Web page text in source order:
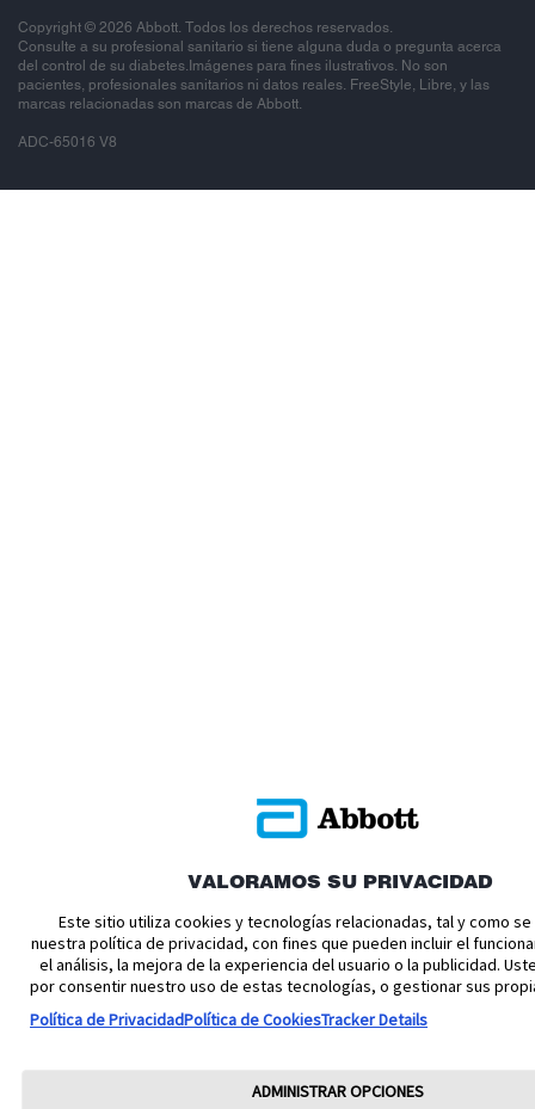
Copyright © 2026 Abbott. Todos los derechos reservados.
Consulte a su profesional sanitario si tiene alguna duda o pregunta acerca
del control de su diabetes.Imágenes para fines ilustrativos. No son
pacientes, profesionales sanitarios ni datos reales. FreeStyle, Libre, y las
marcas relacionadas son marcas de Abbott.
ADC-65016 V8
VALORAMOS SU PRIVACIDAD
Este sitio utiliza cookies y tecnologías relacionadas, tal y como
nuestra política de privacidad, con fines que pueden incluir el
el análisis, la mejora de la experiencia del usuario o la publicidad.
por consentir nuestro uso de estas tecnologías, o gestionar sus
Política de PrivacidadPolítica de CookiesTracker Details
ADMINISTRAR OPCIONES